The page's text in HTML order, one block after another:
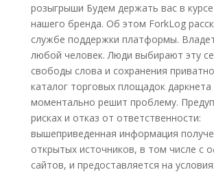
розыгрыши Будем держать вас в
нашего бренда. Об этом ForkLog
службе поддержки платформы.
любой человек. Люди выбирают эту
свободы слова и сохранения
каталог торговых площадок даркнета
моментально решит проблему.
рисках и отказ от ответственности:
вышеприведенная информация
открытых источников, в том числе с
сайтов, и предоставляется на